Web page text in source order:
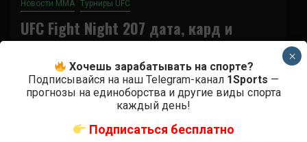
Новости ММА Турниры UFC
UFC Fight Night 207 дата, кард и
участники
4 года тому назад Решит Сабитов
UFC Fight Night Volkov vs. Rozenstruik – это
Championship, который планируется провести 4
Хочешь зарабатывать на спорте?
Подписывайся на наш Telegram-канал 1Sports —
прогнозы на единоборства и другие виды спорта
каждый день!
Подписаться бесплатно
×